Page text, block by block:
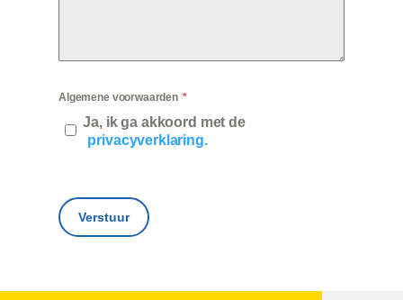
Algemene voorwaarden
Ja, ik ga akkoord met de
privacyverklaring.
Verstuur